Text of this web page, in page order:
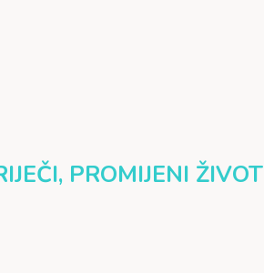
PROMIJENI ŽIVOT